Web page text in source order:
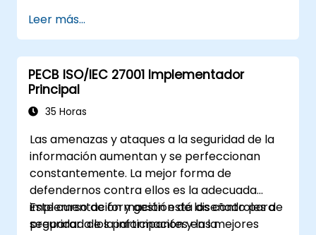
Examen de Certificación
Leer más...
PECB ISO/IEC 27001 Implementador
Principal
35 Horas
Las amenazas y ataques a la seguridad de la
información aumentan y se perfeccionan
constantemente. La mejor forma de
defendernos contra ellos es la adecuada
implementación y gestión de los controles de
seguridad de la información y las mejores
Este curso de formación está diseñado para
preparar a los participantes en la